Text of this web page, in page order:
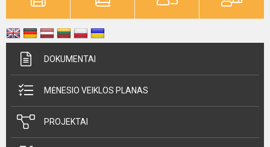
DOKUMENTAI
MĖNESIO VEIKLOS PLANAS
PROJEKTAI